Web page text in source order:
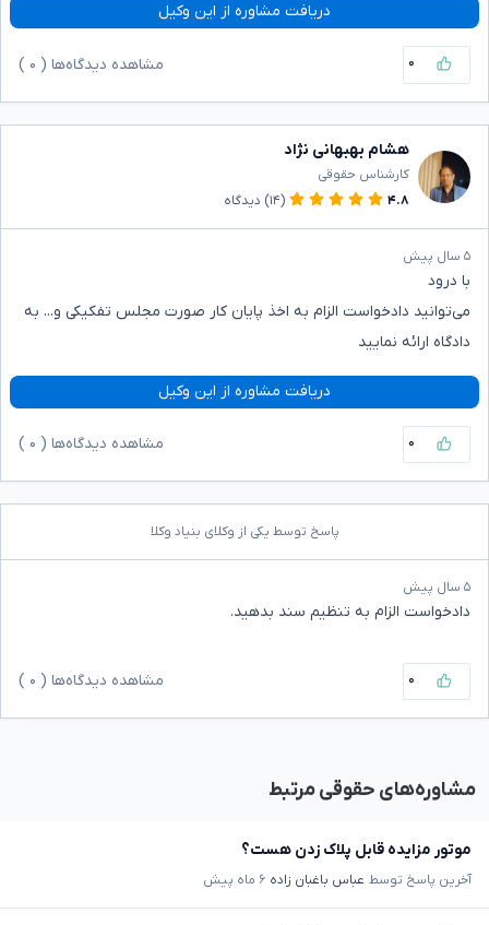
دریافت مشاوره از این وکیل
۰ مشاهده دیدگاه‌ها ( ۰
هشام بهبهانی نژاد
کارشناس حقوقی
۴.۸
(۱۴) دیدگاه
۵ سال پیش
با درود
می‌توانید دادخواست الزام به اخذ پایان کار صورت مجلس تفکیکی و... به
دادگاه ارائه نمایید
دریافت مشاوره از این وکیل
۰ مشاهده دیدگاه‌ها ( ۰
پاسخ توسط یکی از وکلای بنیاد وکلا
۵ سال پیش
دادخواست الزام به تنظیم سند بدهید.
۰ مشاهده دیدگاه‌ها ( ۰
مشاوره‌های حقوقی مرتبط
موتور مزایده قابل پلاک زدن هست؟
آخرین پاسخ توسط عباس باغبان زاده ۶ ماه پیش